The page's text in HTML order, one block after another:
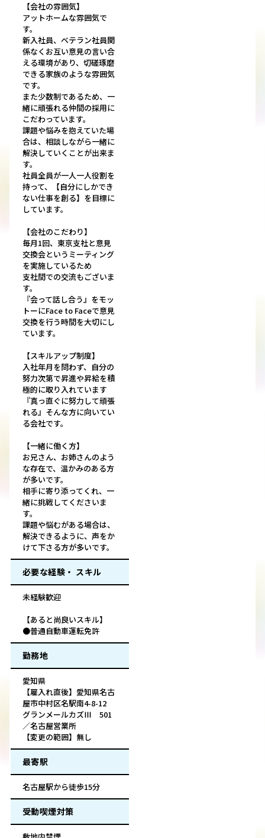
【会社の雰囲気】
アットホームな雰囲気で
す。
新入社員、ベテラン社員関
係なくお互い意見の言い合
える環境があり、切磋琢磨
できる家族のような雰囲気
です。
また少数制であるため、一
緒に頑張れる仲間の採用に
こだわっています。
課題や悩みを抱えていた場
合は、相談しながら一緒に
解決していくことが出来ま
す。
社員全員が一人一人役割を
持って、【自分にしかでき
ない仕事を創る】を目標に
しています。
【会社のこだわり】
毎月1回、東京支社と意見
交換会というミーティング
を実施しているため
支社間での交流もございま
す。
『会って話し合う』をモッ
トーにFace to Faceで意見
交換を行う時間を大切にし
ています。
【スキルアップ制度】
入社年月を問わず、自分の
努力次第で昇進や昇給を積
極的に取り入れています
『真っ直ぐに努力して頑張
れる』そんな方に向いてい
る会社です。
【一緒に働く方】
お兄さん、お姉さんのよう
な存在で、温かみのある方
が多いです。
相手に寄り添ってくれ、一
緒に挑戦してくださいま
す。
課題や悩むがある場合は、
解決できるように、声をか
けて下さる方が多いです。
必要な経験・ スキル
未経験歓迎
【あると尚良いスキル】
●普通自動車運転免許
勤務地
愛知県
【雇入れ直後】愛知県名古
屋市中村区名駅南4-8-12
グランメールカズⅢ 501
／名古屋営業所
【変更の範囲】無し
最寄駅
名古屋駅から徒歩15分
受動喫煙対策